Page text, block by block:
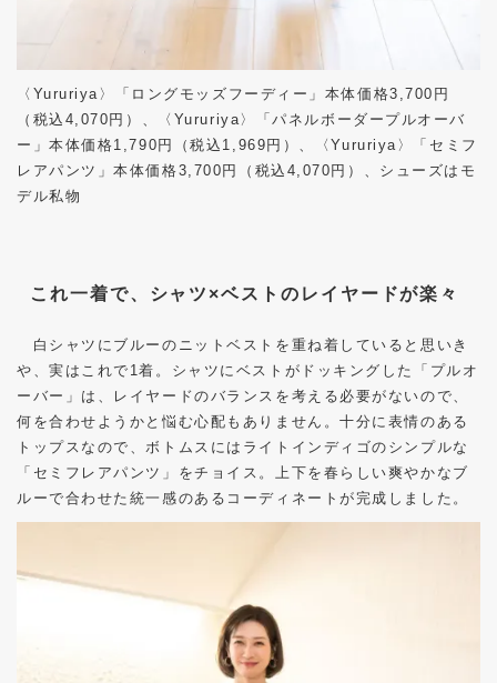
〈Yururiya〉「ロングモッズフーディー」本体価格3,700円
（税込4,070円）、〈Yururiya〉「パネルボーダープルオーバ
ー」本体価格1,790円（税込1,969円）、〈Yururiya〉「セミフ
レアパンツ」本体価格3,700円（税込4,070円）、シューズはモ
デル私物
これ一着で、シャツ×ベストのレイヤードが楽々
白シャツにブルーのニットベストを重ね着していると思いき
や、実はこれで1着。シャツにベストがドッキングした「プルオ
ーバー」は、レイヤードのバランスを考える必要がないので、
何を合わせようかと悩む心配もありません。十分に表情のある
トップスなので、ボトムスにはライトインディゴのシンプルな
「セミフレアパンツ」をチョイス。上下を春らしい爽やかなブ
ルーで合わせた統一感のあるコーディネートが完成しました。